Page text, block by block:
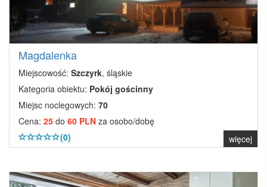
Magdalenka
Miejscowość: Szczyrk, śląskie
Kategoria obiektu: Pokój gościnny
Miejsc noclegowych: 70
Cena: 25 do 60 PLN za osobo/dobę
(0)
więcej